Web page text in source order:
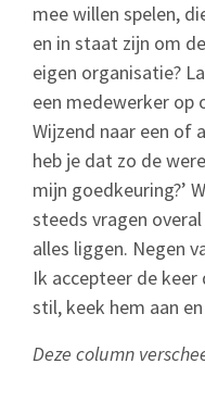
mee willen spelen,
en in staat zijn om
eigen organisatie?
een medewerker op
Wijzend naar een of
heb je dat zo de
mijn goedkeuring?’
steeds vragen
alles liggen. Negen
Ik accepteer de
stil, keek hem aan en
Deze column